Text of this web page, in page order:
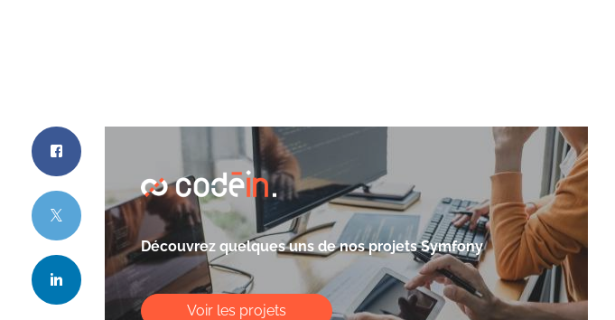
Découvrez quelques uns de nos projets Symfony
Voir les projets